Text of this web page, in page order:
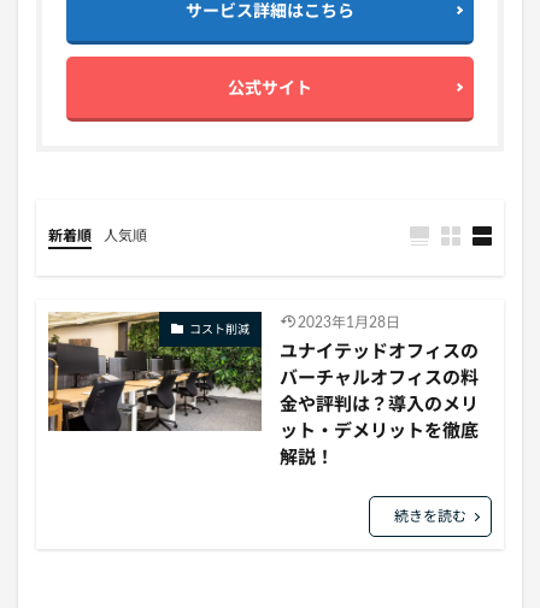
サービス詳細はこちら
公式サイト
新着順 人気順
コスト削減 2023年1月28日
ユナイテッドオフィスの
バーチャルオフィスの料
金や評判は？導入のメリ
ット・デメリットを徹底
解説！
続きを読む